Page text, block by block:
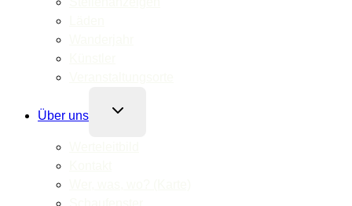
Über uns
Untermenü